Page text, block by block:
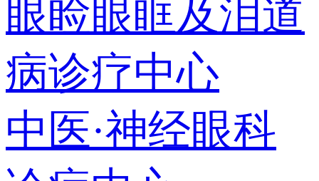
眼睑眼眶及泪道
病诊疗中心
中医·神经眼科